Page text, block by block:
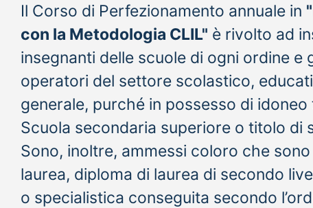
Il Corso di Perfezionamento annuale in
con la Metodologia CLIL" è rivolto ad
insegnanti delle scuole di ogni ordine e
operatori del settore scolastico,
generale, purché in possesso di
Scuola secondaria superiore o titolo di
Sono, inoltre, ammessi coloro che
laurea, diploma di laurea di secondo
o specialistica conseguita secondo